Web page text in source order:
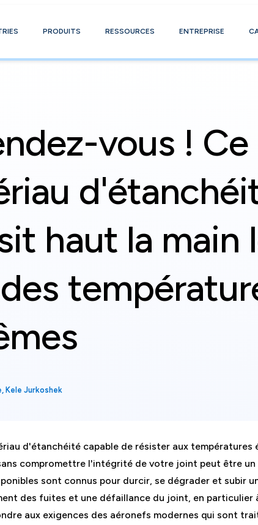
PRODUITS RESSOURCES ENTREPRISE
vous ! Ce
haut la main
Kele Jurkoshek
d'étanchéité capable de résister aux températures
compromettre l'intégrité de votre joint peut être
sont connus pour durcir, se dégrader et subir
des fuites et une défaillance du joint, en particulier
aux exigences des aéronefs modernes qui sont